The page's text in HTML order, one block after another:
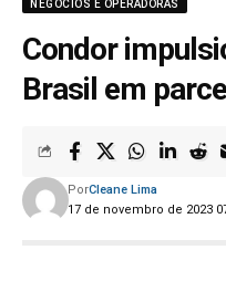
NEGÓCIOS E OPERADORAS
Condor
Brasil em
17 de novembro de 2023
PorCleane Lima